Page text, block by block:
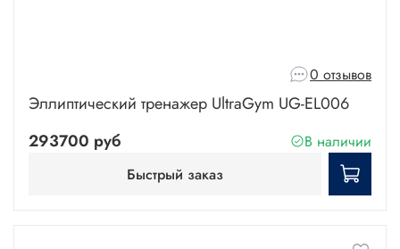
0 отзывов
Эллиптический тренажер UltraGym UG-EL006
293700 руб
В наличии
Быстрый заказ